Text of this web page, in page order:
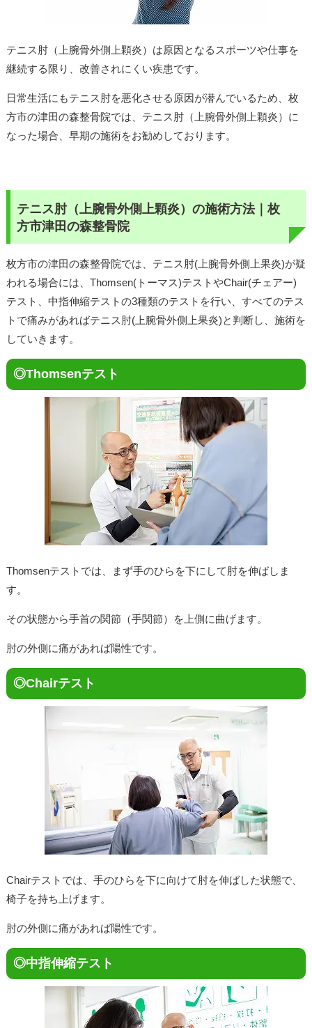
テニス肘（上腕骨外側上顆炎）は原因となるスポーツや仕事を
継続する限り、改善されにくい疾患です。
日常生活にもテニス肘を悪化させる原因が潜んでいるため、枚
方市の津田の森整骨院では、テニス肘（上腕骨外側上顆炎）に
なった場合、早期の施術をお勧めしております。
テニス肘（上腕骨外側上顆炎）の施術方法｜枚
方市津田の森整骨院
枚方市の津田の森整骨院では、テニス肘(上腕骨外側上果炎)が疑
われる場合には、Thomsen(トーマス)テストやChair(チェアー)
テスト、中指伸縮テストの3種類のテストを行い、すべてのテス
トで痛みがあればテニス肘(上腕骨外側上果炎)と判断し、施術を
していきます。
◎Thomsenテスト
Thomsenテストでは、まず手のひらを下にして肘を伸ばしま
す。
その状態から手首の関節（手関節）を上側に曲げます。
肘の外側に痛があれば陽性です。
◎Chairテスト
Chairテストでは、手のひらを下に向けて肘を伸ばした状態で、
椅子を持ち上げます。
肘の外側に痛があれば陽性です。
◎中指伸縮テスト